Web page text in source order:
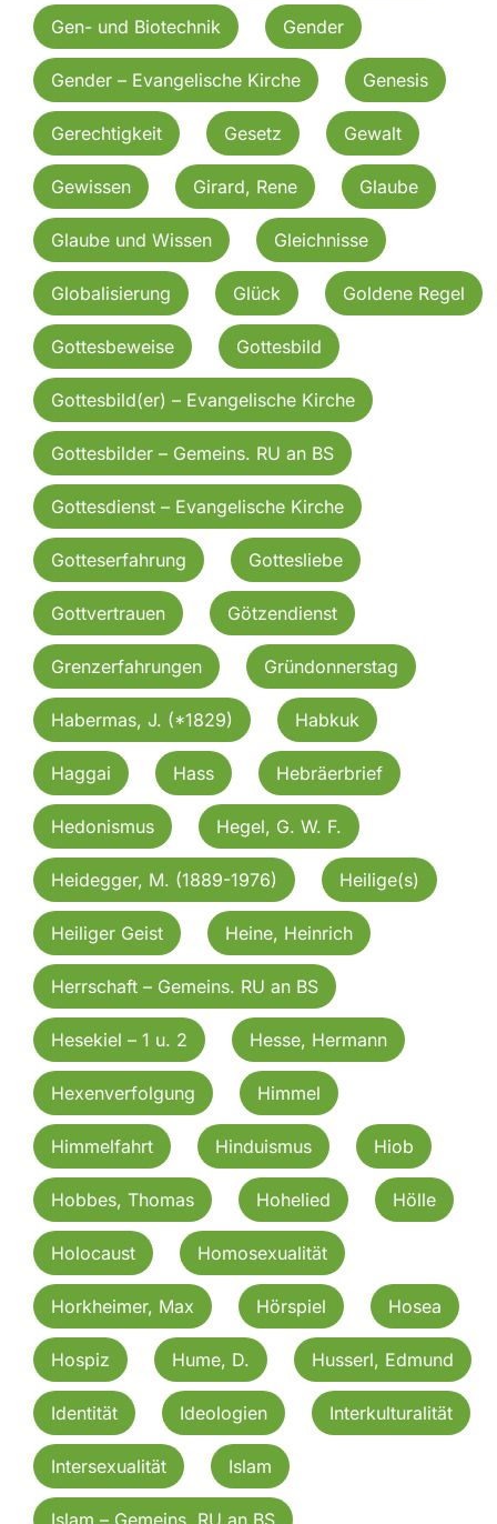
Gen- und Biotechnik Gender
Gender – Evangelische Kirche Genesis
Gerechtigkeit Gesetz Gewalt
Gewissen Girard, Rene Glaube
Glaube und Wissen Gleichnisse
Globalisierung Glück Goldene Regel
Gottesbeweise Gottesbild
Gottesbild(er) – Evangelische Kirche
Gottesbilder – Gemeins. RU an BS
Gottesdienst – Evangelische Kirche
Gotteserfahrung Gottesliebe
Gottvertrauen Götzendienst
Grenzerfahrungen Gründonnerstag
Habermas, J. (*1829) Habkuk
Haggai Hass Hebräerbrief
Hedonismus Hegel, G. W. F.
Heidegger, M. (1889-1976) Heilige(s)
Heiliger Geist Heine, Heinrich
Herrschaft – Gemeins. RU an BS
Hesekiel – 1 u. 2 Hesse, Hermann
Hexenverfolgung Himmel
Himmelfahrt Hinduismus Hiob
Hobbes, Thomas Hohelied Hölle
Holocaust Homosexualität
Horkheimer, Max Hörspiel Hosea
Hospiz Hume, D. Husserl, Edmund
Identität Ideologien Interkulturalität
Intersexualität Islam
Islam – Gemeins. RU an BS